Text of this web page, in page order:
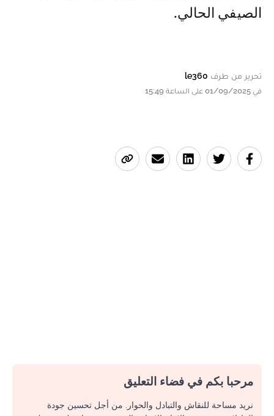
الصيفي الحالي.
تحرير من طرف le360
في 01/09/2025 على الساعة 15:49
مرحبا بكم في فضاء التعليق
نريد مساحة للنقاش والتبادل والحوار. من أجل تحسين جودة